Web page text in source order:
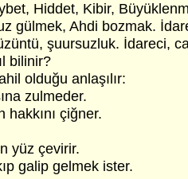
Hiddet, Kibir,
gülmek, Ahdi bozmak.
şuursuzluk. İdareci,
bilinir?
olduğu anlaşılır:
zulmeder.
hakkını çiğner.
yüz çevirir.
galip gelmek ister.